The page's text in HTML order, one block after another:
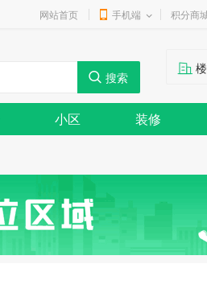
网站首页 手机端 积分商
小区 装修